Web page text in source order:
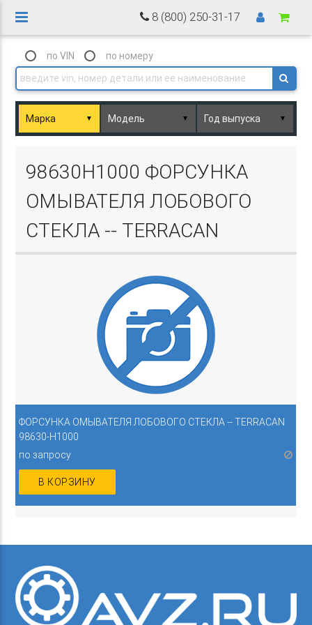
8 (800) 250-31-17
по VIN по номеру
▼ ▼ ▼
98630H1000 ФОРСУНКА
ОМЫВАТЕЛЯ ЛОБОВОГО
СТЕКЛА -- TERRACAN
ФОРСУНКА ОМЫВАТЕЛЯ ЛОБОВОГО СТЕКЛА -- TERRACAN
98630-H1000
по запросу
В КОРЗИНУ